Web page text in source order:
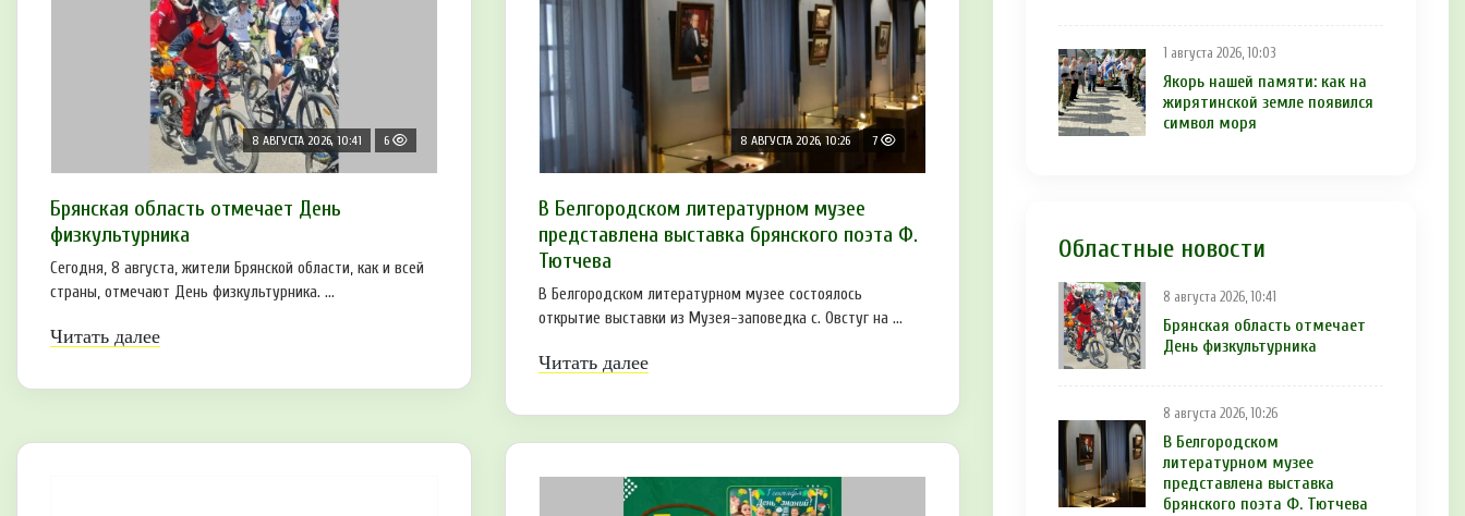
8 АВГУСТА 2026, 10:41 6
Брянская область отмечает День
физкультурника
Сегодня, 8 августа, жители Брянской области, как и всей
страны, отмечают День физкультурника. ...
Читать далее
8 АВГУСТА 2026, 10:26 7
В Белгородском литературном музее
представлена выставка брянского поэта Ф.
Тютчева
В Белгородском литературном музее состоялось
открытие выставки из Музея-заповедка с. Овстуг на ...
Читать далее
1 августа 2026, 10:03
Якорь нашей памяти: как на
жирятинской земле появился
символ моря
Областные новости
8 августа 2026, 10:41
Брянская область отмечает
День физкультурника
8 августа 2026, 10:26
В Белгородском
литературном музее
представлена выставка
брянского поэта Ф. Тютчева